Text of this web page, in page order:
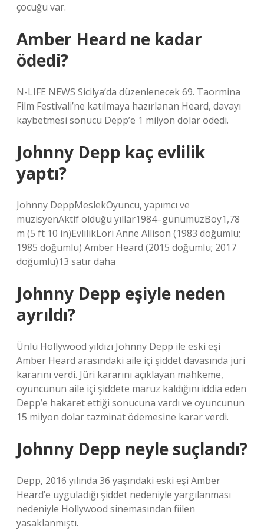
çocuğu var.
Amber Heard ne kadar
ödedi?
N-LIFE NEWS Sicilya’da düzenlenecek 69. Taormina
Film Festivali’ne katılmaya hazırlanan Heard, davayı
kaybetmesi sonucu Depp’e 1 milyon dolar ödedi.
Johnny Depp kaç evlilik
yaptı?
Johnny DeppMeslekOyuncu, yapımcı ve
müzisyenAktif olduğu yıllar1984–günümüzBoy1,78
m (5 ft 10 in)EvlilikLori Anne Allison (1983 doğumlu;
1985 doğumlu) Amber Heard (2015 doğumlu; 2017
doğumlu)13 satır daha
Johnny Depp eşiyle neden
ayrıldı?
Ünlü Hollywood yıldızı Johnny Depp ile eski eşi
Amber Heard arasındaki aile içi şiddet davasında jüri
kararını verdi. Jüri kararını açıklayan mahkeme,
oyuncunun aile içi şiddete maruz kaldığını iddia eden
Depp’e hakaret ettiği sonucuna vardı ve oyuncunun
15 milyon dolar tazminat ödemesine karar verdi.
Johnny Depp neyle suçlandı?
Depp, 2016 yılında 36 yaşındaki eski eşi Amber
Heard’e uyguladığı şiddet nedeniyle yargılanması
nedeniyle Hollywood sinemasından fiilen
yasaklanmıştı.